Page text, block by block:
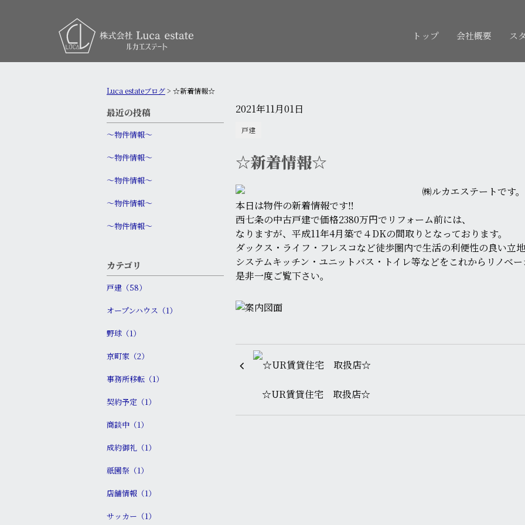
トップ 会社概要 ス
Luca estateブログ> ☆新着情報☆
最近の投稿
〜物件情報〜
〜物件情報〜
〜物件情報〜
〜物件情報〜
〜物件情報〜
カテゴリ
戸建（58）
オープンハウス（1）
野球（1）
京町家（2）
事務所移転（1）
契約予定（1）
商談中（1）
成約御礼（1）
祇園祭（1）
店舗情報（1）
サッカー（1）
2021年11月01日
戸建
☆新着情報☆
㈱ルカエステートです。
本日は物件の新着情報です‼
西七条の中古戸建で価格2380万円でリフォーム前には、
なりますが、平成11年4月築で４DKの間取りとなっております。
ダックス・ライフ・フレスコなど徒歩圏内で生活の利便性の良い立
システムキッチン・ユニットバス・トイレ等などをこれからリノベ
是非一度ご覧下さい。
☆UR賃貸住宅 取扱店☆